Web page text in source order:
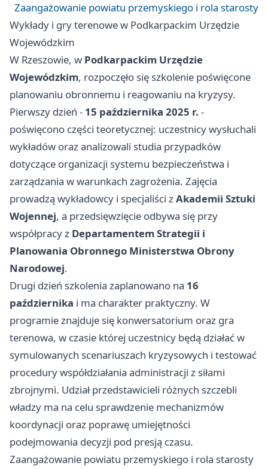
Zaangażowanie powiatu przemyskiego i rola starosty
Wykłady i gry terenowe w Podkarpackim Urzędzie
Wojewódzkim
W Rzeszowie, w Podkarpackim Urzędzie
Wojewódzkim, rozpoczęło się szkolenie poświęcone
planowaniu obronnemu i reagowaniu na kryzysy.
Pierwszy dzień - 15 października 2025 r. -
poświęcono części teoretycznej: uczestnicy wysłuchali
wykładów oraz analizowali studia przypadków
dotyczące organizacji systemu bezpieczeństwa i
zarządzania w warunkach zagrożenia. Zajęcia
prowadzą wykładowcy i specjaliści zAkademii Sztuki
Wojennej, a przedsięwzięcie odbywa się przy
współpracy z Departamentem Strategii i
Planowania Obronnego Ministerstwa Obrony
Narodowej.
Drugi dzień szkolenia zaplanowano na 16
października i ma charakter praktyczny. W
programie znajduje się konwersatorium oraz gra
terenowa, w czasie której uczestnicy będą działać w
symulowanych scenariuszach kryzysowych i testować
procedury współdziałania administracji z siłami
zbrojnymi. Udział przedstawicieli różnych szczebli
władzy ma na celu sprawdzenie mechanizmów
koordynacji oraz poprawę umiejętności
podejmowania decyzji pod presją czasu.
Zaangażowanie powiatu przemyskiego i rola starosty